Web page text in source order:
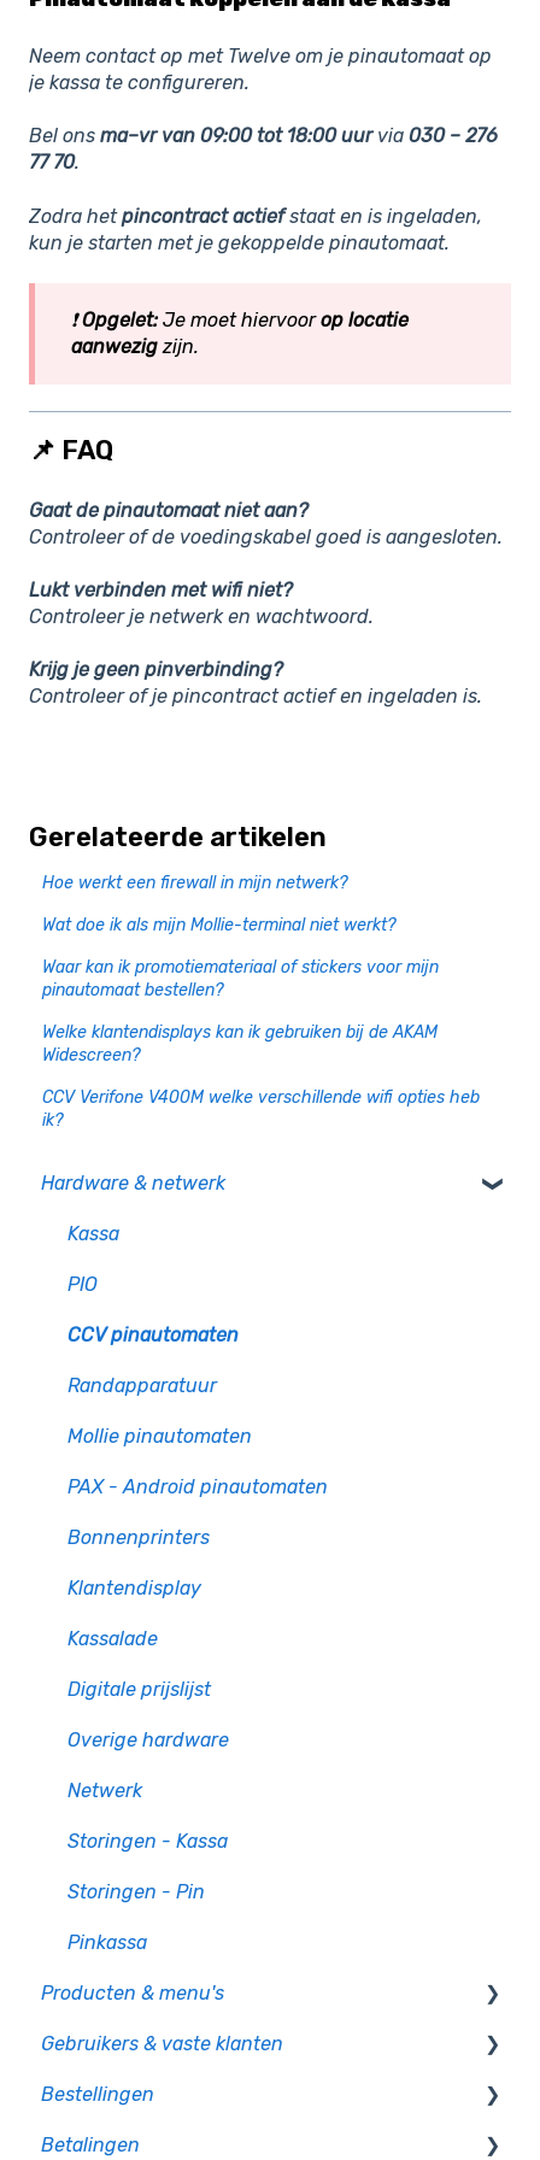
Neem contact op met Twelve om je pinautomaat op
je kassa te configureren.
Bel ons ma–vr van 09:00 tot 18:00 uurvia 030 – 276
77 70.
Zodra hetpincontract actiefstaat en is ingeladen,
kun je starten met je gekoppelde pinautomaat.
❗Opgelet: Je moet hiervoorop locatie
aanwezigzijn.
📌 FAQ
Gaat de pinautomaat niet aan?
Controleer of de voedingskabel goed is aangesloten.
Lukt verbinden met wifi niet?
Controleer je netwerk en wachtwoord.
Krijg je geen pinverbinding?
Controleer of je pincontract actief en ingeladen is.
Gerelateerde artikelen
Hoe werkt een firewall in mijn netwerk?
Wat doe ik als mijn Mollie-terminal niet werkt?
Waar kan ik promotiemateriaal of stickers voor mijn
pinautomaat bestellen?
Welke klantendisplays kan ik gebruiken bij de AKAM
Widescreen?
CCV Verifone V400M welke verschillende wifi opties heb
ik?
Hardware & netwerk
Kassa
PIO
CCV pinautomaten
Randapparatuur
Mollie pinautomaten
PAX - Android pinautomaten
Bonnenprinters
Klantendisplay
Kassalade
Digitale prijslijst
Overige hardware
Netwerk
Storingen - Kassa
Storingen - Pin
Pinkassa
Producten & menu's
Producten
Productcategorie & indeling
Supplementen
Gebruikers & vaste klanten
Gebruikersbeheer
Rechten en authorisatie
Bestellingen
Op bon
Betalingen